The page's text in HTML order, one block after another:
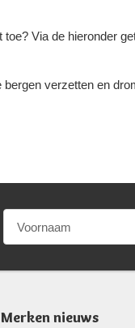
Via de hieronder
verzetten en
Merken nieuws